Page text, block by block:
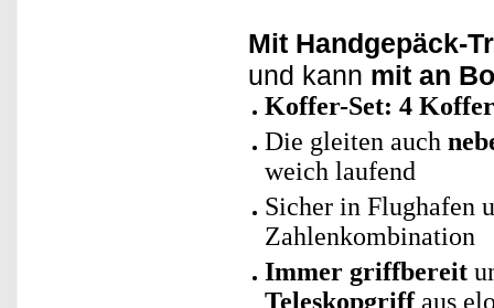
Mit Handgepäck-
und kann mit an
Koffer-Set: 4
Die gleiten auch
weich laufend
Sicher in Flughafen
Zahlenkombination
Immer griffbereit
Teleskopgriffaus